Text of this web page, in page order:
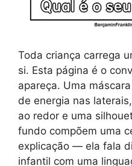
Toda criança carrega
si. Esta página é o
apareça. Uma
de energia nas
ao redor e uma
fundo compõem uma
explicação — ela fala
infantil com uma